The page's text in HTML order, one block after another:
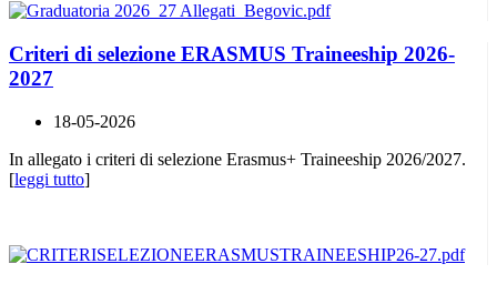
Criteri di selezione ERASMUS Traineeship 2026-
2027
18-05-2026
In allegato i criteri di selezione Erasmus+ Traineeship 2026/2027.
[leggi tutto]